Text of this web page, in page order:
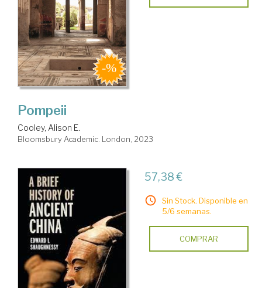
Pompeii
Cooley, Alison E.
Bloomsbury Academic. London, 2023
57,38 €
Sin Stock. Disponible en
5/6 semanas.
COMPRAR